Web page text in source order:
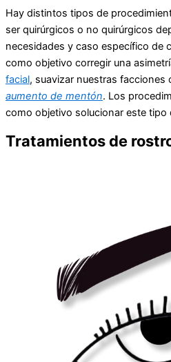
Hay distintos tipos de
ser quirúrgicos o no quirúrgicos
necesidades y caso específico de
como objetivo corregir una
facial, suavizar nuestras facciones
aumento de mentón. Los
como objetivo solucionar este tipo
Tratamientos de